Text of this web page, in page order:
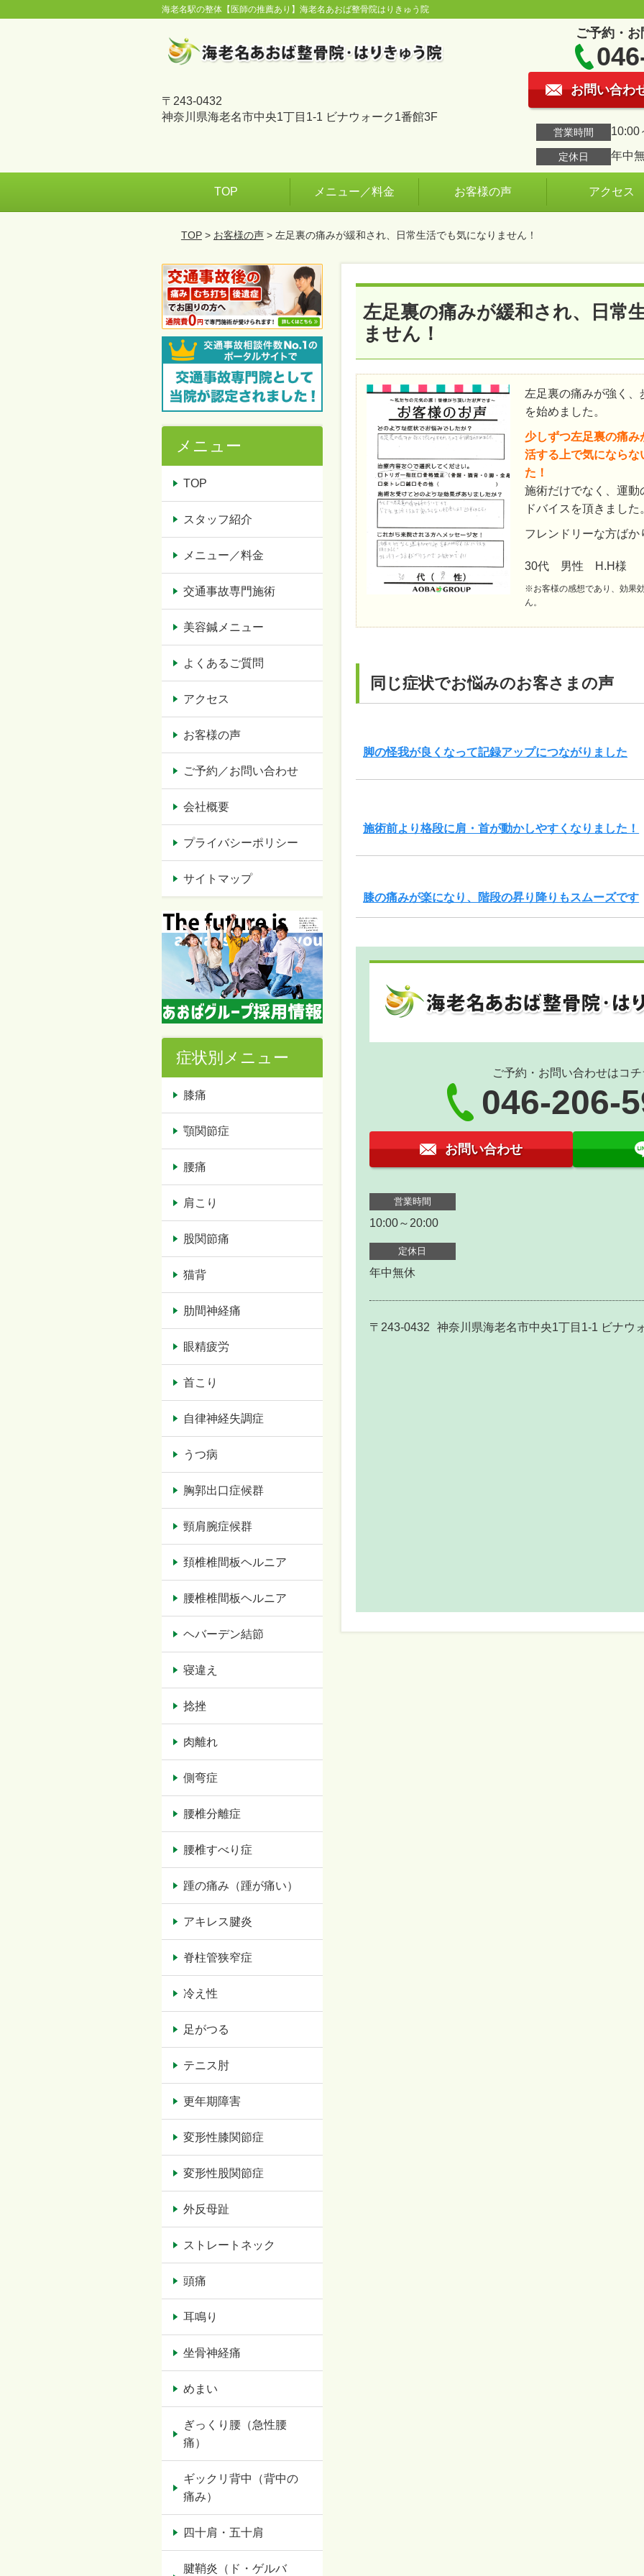
海老名駅の整体【医師の推薦あり】海老名あおば整骨院はりきゅう院
〒243-0432
神奈川県海老名市中央1丁目1-1 ビナウォーク1番館3F
ご予約・
お問い合わ
営業時間 10:00
定休日 年中
TOP メニュー／料金 お客様の声 アクセス
TOP> お客様の声> 左足裏の痛みが緩和され、日常生活でも気になりません！
左足裏の痛みが緩和され、日常
ません！
左足裏の痛みが強く、
を始めました。
少しずつ左足裏の痛
活する上で気にならな
た！
施術だけでなく、運動
ドバイスを頂きました
フレンドリーな方ばか
30代 男性 H.H様
※お客様の感想であり、効果
ん。
同じ症状でお悩みのお客さまの声
脚の怪我が良くなって記録アップにつながりました
施術前より格段に肩・首が動かしやすくなりました！
膝の痛みが楽になり、階段の昇り降りもスムーズです
ご予約・お問い合わせはコチ
046-206-
お問い合わせ
営業時間
10:00～20:00
定休日
年中無休
〒243-0432 神奈川県海老名市中央1丁目1-1 ビナウ
メニュー
TOP
スタッフ紹介
メニュー／料金
交通事故専門施術
美容鍼メニュー
よくあるご質問
アクセス
お客様の声
ご予約／お問い合わせ
会社概要
プライバシーポリシー
サイトマップ
症状別メニュー
膝痛
顎関節症
腰痛
肩こり
股関節痛
猫背
肋間神経痛
眼精疲労
首こり
自律神経失調症
うつ病
胸郭出口症候群
頸肩腕症候群
頚椎椎間板ヘルニア
腰椎椎間板ヘルニア
ヘバーデン結節
寝違え
捻挫
肉離れ
側弯症
腰椎分離症
腰椎すべり症
踵の痛み（踵が痛い）
アキレス腱炎
脊柱管狭窄症
冷え性
足がつる
テニス肘
更年期障害
変形性膝関節症
変形性股関節症
外反母趾
ストレートネック
頭痛
耳鳴り
坐骨神経痛
めまい
ぎっくり腰（急性腰
痛）
ギックリ背中（背中の
痛み）
四十肩・五十肩
腱鞘炎（ド・ゲルバ